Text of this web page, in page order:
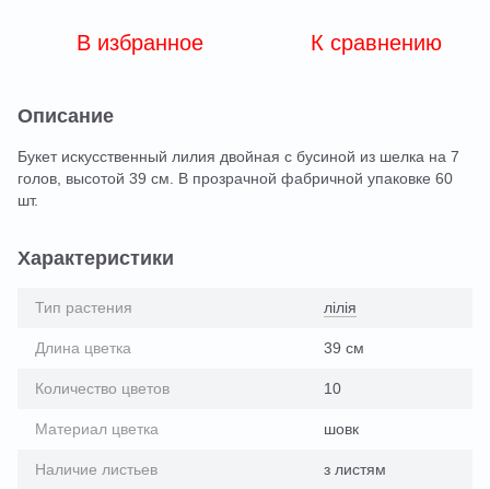
В избранное К сравнению
Описание
Букет искусственный лилия двойная с бусиной из шелка на 7
голов, высотой 39 см. В прозрачной фабричной упаковке 60
шт.
Характеристики
Тип растения лілія
Длина цветка 39 см
Количество цветов 10
Материал цветка шовк
Наличие листьев з листям